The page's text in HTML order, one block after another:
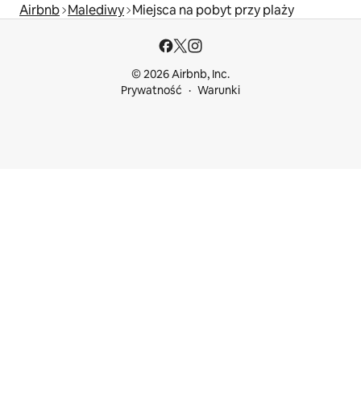
Airbnb Malediwy Miejsca na pobyt przy plaży
© 2026 Airbnb, Inc.
Prywatność
Warunki